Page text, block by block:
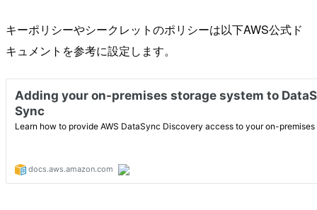
キーポリシーやシークレットのポリシーは以下AWS公式ド
キュメントを参考に設定します。